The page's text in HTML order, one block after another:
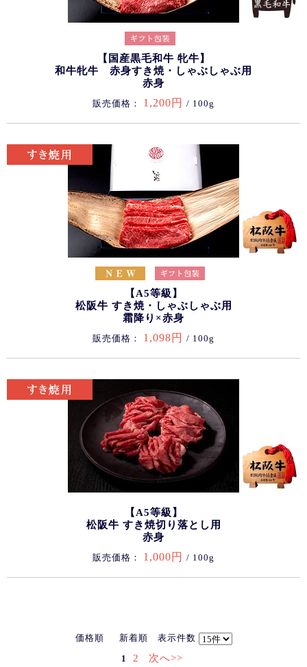
【国産黒毛和牛 牝牛】
和牛牝牛 赤身すき焼・しゃぶしゃぶ用
赤身
販売価格： 1,200円 / 100g
【A5等級】
松阪牛 すき焼・しゃぶしゃぶ用
霜降り×赤身
販売価格： 1,098円 / 100g
【A5等級】
松阪牛 すき焼切り落とし用
赤身
販売価格： 1,000円 / 100g
価格順 新着順 表示件数
1 2 次へ>>